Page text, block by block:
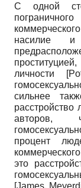
С одной
насилие и
личности
сильнее
расстройство
авторов,
процент
это
[James,